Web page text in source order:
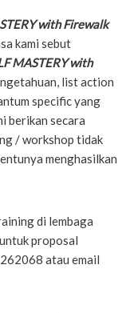
with Firewalk
kami sebut
MASTERY with
list action
specific yang
berikan secara
/ workshop tidak
menghasilkan
di lembaga
proposal
atau email